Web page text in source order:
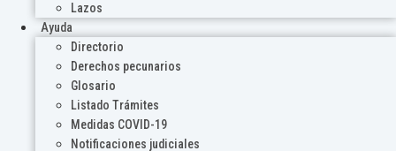
Lazos
Ayuda
Directorio
Derechos pecunarios
Glosario
Listado Trámites
Medidas COVID-19
Notificaciones judiciales